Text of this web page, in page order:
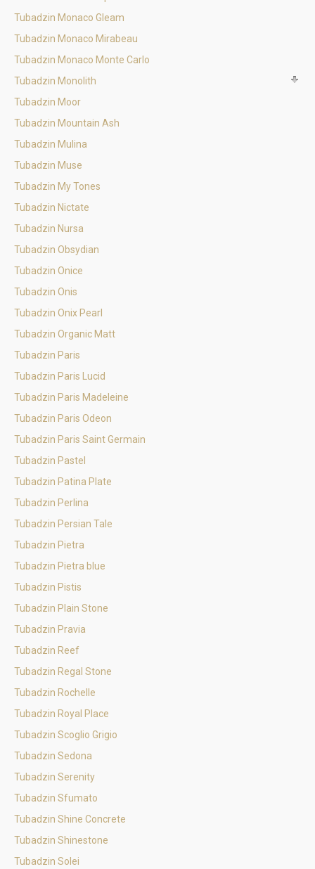
Tubadzin Monaco Gleam
Tubadzin Monaco Mirabeau
Tubadzin Monaco Monte Carlo
Tubadzin Monolith
Tubadzin Moor
Tubadzin Mountain Ash
Tubadzin Mulina
Tubadzin Muse
Tubadzin My Tones
Tubadzin Nictate
Tubadzin Nursa
Tubadzin Obsydian
Tubadzin Onice
Tubadzin Onis
Tubadzin Onix Pearl
Tubadzin Organic Matt
Tubadzin Paris
Tubadzin Paris Lucid
Tubadzin Paris Madeleine
Tubadzin Paris Odeon
Tubadzin Paris Saint Germain
Tubadzin Pastel
Tubadzin Patina Plate
Tubadzin Perlina
Tubadzin Persian Tale
Tubadzin Pietra
Tubadzin Pietra blue
Tubadzin Pistis
Tubadzin Plain Stone
Tubadzin Pravia
Tubadzin Reef
Tubadzin Regal Stone
Tubadzin Rochelle
Tubadzin Royal Place
Tubadzin Scoglio Grigio
Tubadzin Sedona
Tubadzin Serenity
Tubadzin Sfumato
Tubadzin Shine Concrete
Tubadzin Shinestone
Tubadzin Solei